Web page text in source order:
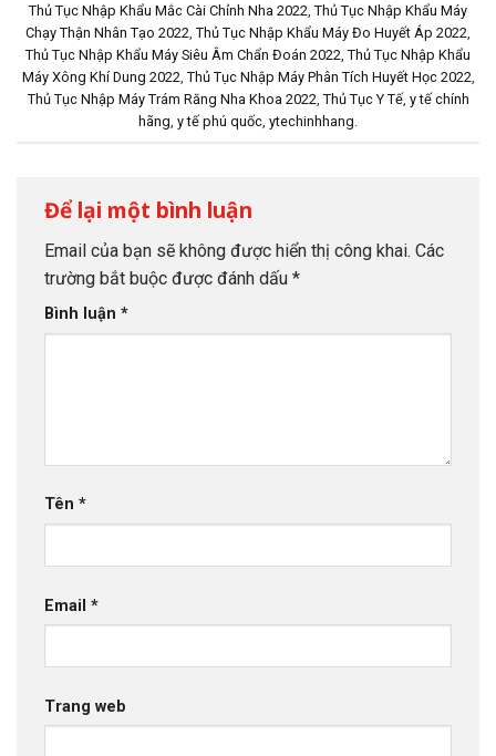
Thủ Tục Nhập Khẩu Mắc Cài Chỉnh Nha 2022 Thủ Tục Nhập Khẩu Máy
Chạy Thận Nhân Tạo 2022 Thủ Tục Nhập Khẩu Máy Đo Huyết Áp 2022
Thủ Tục Nhập Khẩu Máy Siêu Âm Chẩn Đoán 2022 Thủ Tục Nhập Khẩu
Máy Xông Khí Dung 2022 Thủ Tục Nhập Máy Phân Tích Huyết Học 2022
Thủ Tục Nhập Máy Trám Răng Nha Khoa 2022 Thủ Tục Y Tế, y tế chính
hãng y tế phú quốc ytechinhhang
Để lại một bình luận
Email của bạn sẽ không được hiển thị công khai. Các
trường bắt buộc được đánh dấu *
Bình luận *
Tên *
Email *
Trang web